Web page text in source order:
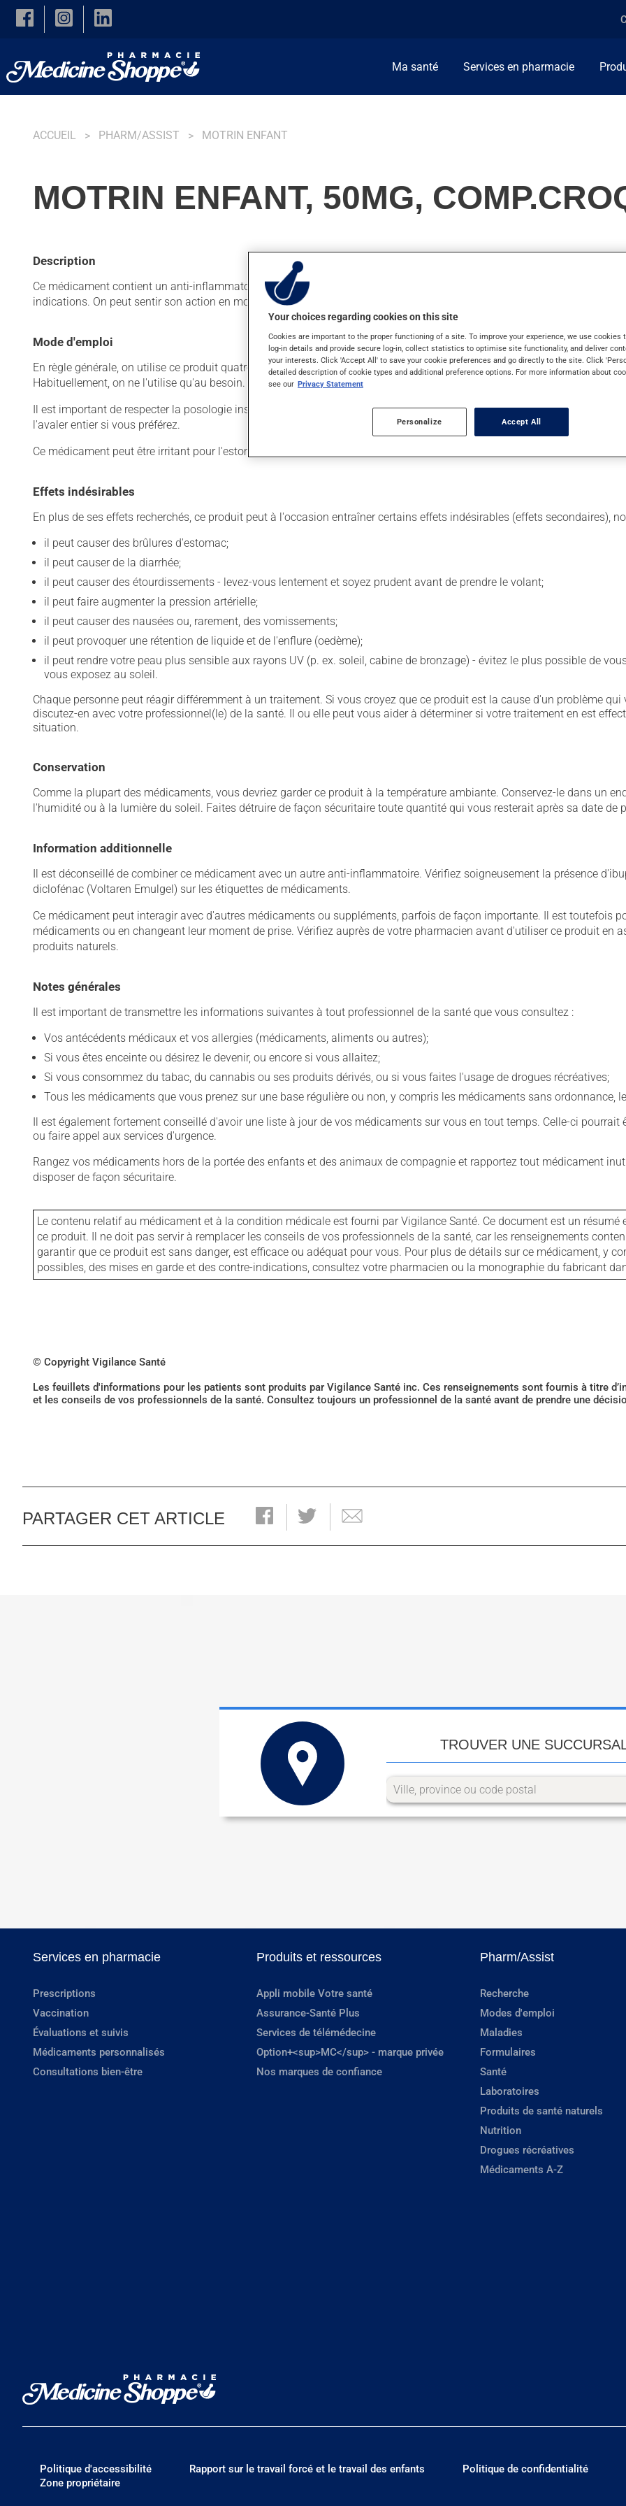
Skip to main content
Ma santé Services en pharmacie
ACCUEIL PHARM/ASSIST MOTRIN ENFANT
MOTRIN ENFANT, 50MG,
Description
Ce médicament contient un anti-inflammatoire non stéroïdien (AINS). Habituellement, on l'utilise pour la douleur ou
indications. On peut sentir son action en moins d'une heure.
Mode d'emploi
En règle générale, on utilise ce produit quatre fois par jour. Il est possible que votre pharmacien vous ait indiqué un
Habituellement, on ne l'utilise qu'au besoin.
Il est important de respecter la posologie inscrite sur l'étiquette. N'en utilisez pas plus, ni plus souvent qu'indiqué. Ce
l'avaler entier si vous préférez.
Ce médicament peut être irritant pour l'estomac. Il est préférable de le prendre avec de la nourriture.
Effets indésirables
En plus de ses effets recherchés, ce produit peut à l'occasion entraîner certains effets indésirables (effets secondaires),
il peut causer des brûlures d'estomac;
il peut causer de la diarrhée;
il peut causer des étourdissements - levez-vous lentement et soyez prudent avant de prendre le volant;
il peut faire augmenter la pression artérielle;
il peut causer des nausées ou, rarement, des vomissements;
il peut provoquer une rétention de liquide et de l'enflure (oedème);
il peut rendre votre peau plus sensible aux rayons UV (p. ex. soleil, cabine de bronzage) - évitez le plus possible de
vous exposez au soleil.
Chaque personne peut réagir différemment à un traitement. Si vous croyez que ce produit est la cause d'un problème
discutez-en avec votre professionnel(le) de la santé. Il ou elle peut vous aider à déterminer si votre traitement en est
situation.
Conservation
Comme la plupart des médicaments, vous devriez garder ce produit à la température ambiante. Conservez-le dans un
l'humidité ou à la lumière du soleil. Faites détruire de façon sécuritaire toute quantité qui vous resterait après sa date de
Information additionnelle
Il est déconseillé de combiner ce médicament avec un autre anti-inflammatoire. Vérifiez soigneusement la présence
diclofénac (Voltaren Emulgel) sur les étiquettes de médicaments.
Ce médicament peut interagir avec d'autres médicaments ou suppléments, parfois de façon importante. Il est toutefois
médicaments ou en changeant leur moment de prise. Vérifiez auprès de votre pharmacien avant d'utiliser ce produit en
produits naturels.
Notes générales
Il est important de transmettre les informations suivantes à tout professionnel de la santé que vous consultez :
Vos antécédents médicaux et vos allergies (médicaments, aliments ou autres);
Si vous êtes enceinte ou désirez le devenir, ou encore si vous allaitez;
Si vous consommez du tabac, du cannabis ou ses produits dérivés, ou si vous faites l'usage de drogues récréatives;
Tous les médicaments que vous prenez sur une base régulière ou non, y compris les médicaments sans ordonnance,
Il est également fortement conseillé d'avoir une liste à jour de vos médicaments sur vous en tout temps. Celle-ci
ou faire appel aux services d'urgence.
Rangez vos médicaments hors de la portée des enfants et des animaux de compagnie et rapportez tout médicament
disposer de façon sécuritaire.
Le contenu relatif au médicament et à la condition médicale est fourni par Vigilance Santé. Ce document est un
ce produit. Il ne doit pas servir à remplacer les conseils de vos professionnels de la santé, car les renseignements
garantir que ce produit est sans danger, est efficace ou adéquat pour vous. Pour plus de détails sur ce médicament, y
possibles, des mises en garde et des contre-indications, consultez votre pharmacien ou la monographie du fabricant
© Copyright Vigilance Santé
Les feuillets d'informations pour les patients sont produits par Vigilance Santé inc. Ces renseignements sont fournis à titre
et les conseils de vos professionnels de la santé. Consultez toujours un professionnel de la santé avant de prendre une
PARTAGER CET ARTICLE
TROUVER UNE
Services en pharmacie
Prescriptions
Vaccination
Évaluations et suivis
Médicaments personnalisés
Consultations bien-être
Produits et ressources
Appli mobile Votre santé
Assurance-Santé Plus
Services de télémédecine
Option+<sup>MC</sup> - marque privée
Nos marques de confiance
Pharm/Assist
Recherche
Modes d'emploi
Maladies
Formulaires
Santé
Laboratoires
Produits de santé naturels
Nutrition
Drogues récréatives
Médicaments A-Z
Politique d'accessibilité Rapport sur le travail forcé et le travail des enfants
Politique de confidentialité
Zone propriétaire
Your choices regarding cookies on this site
Cookies are important to the proper functioning of a site. To improve your experience, we use cookies
log-in details and provide secure log-in, collect statistics to optimise site functionality, and deliver
your interests. Click 'Accept All' to save your cookie preferences and go directly to the site. Click
detailed description of cookie types and additional preference options. For more information about
see our Privacy Statement
Personalize Accept All